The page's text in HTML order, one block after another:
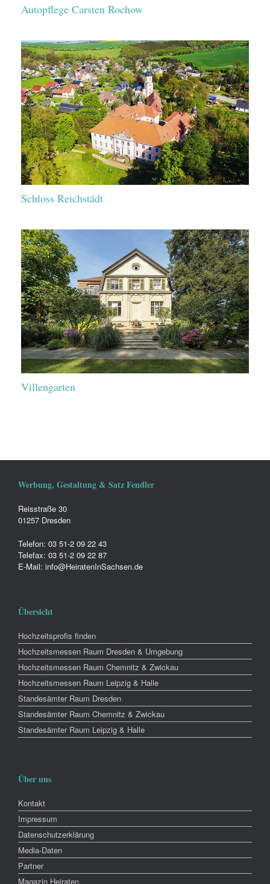
Autopflege Carsten Rochow
Schloss Reichstädt
Villengarten
Werbung, Gestaltung & Satz Fendler
Reisstraße 30
01257 Dresden
Telefon: 03 51-2 09 22 43
Telefax: 03 51-2 09 22 87
E-Mail: info@HeiratenInSachsen.de
Übersicht
Hochzeitsprofis finden
Hochzeitsmessen Raum Dresden & Umgebung
Hochzeitsmessen Raum Chemnitz & Zwickau
Hochzeitsmessen Raum Leipzig & Halle
Standesämter Raum Dresden
Standesämter Raum Chemnitz & Zwickau
Standesämter Raum Leipzig & Halle
Über uns
Kontakt
Impressum
Datenschutzerklärung
Media-Daten
Partner
Magazin Heiraten